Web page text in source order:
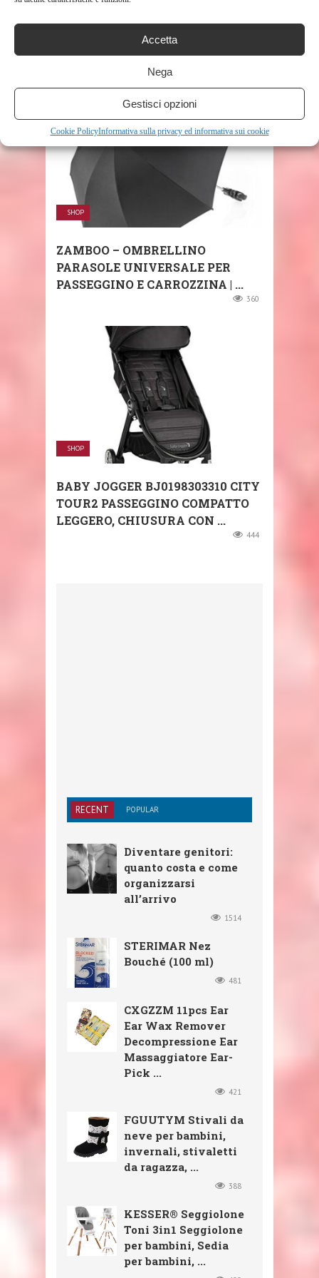
Accetta
Nega
Gestisci opzioni
Cookie PolicyInformativa sulla privacy ed informativa sui cookie
NASCITA, CON POSIZIONE ...
SHOP
ZAMBOO – OMBRELLINO
PARASOLE UNIVERSALE PER
PASSEGGINO E CARROZZINA | ...
360
SHOP
BABY JOGGER BJ0198303310 CITY
TOUR2 PASSEGGINO COMPATTO
LEGGERO, CHIUSURA CON ...
444
RECENT POPULAR
Diventare genitori:
quanto costa e come
organizzarsi
all’arrivo
1514
STERIMAR Nez
Bouché (100 ml)
481
CXGZZM 11pcs Ear
Ear Wax Remover
Decompressione Ear
Massaggiatore Ear-
Pick ...
421
FGUUTYM Stivali da
neve per bambini,
invernali, stivaletti
da ragazza, ...
388
KESSER® Seggiolone
Toni 3in1 Seggiolone
per bambini, Sedia
per bambini, ...